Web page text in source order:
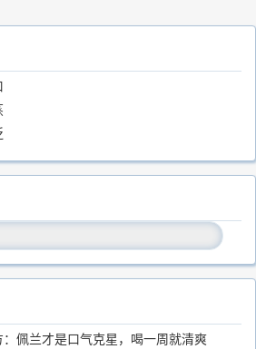
佩兰才是口气克星，喝一周就清爽